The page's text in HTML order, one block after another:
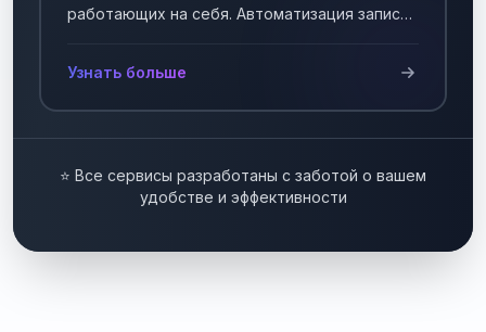
работающих на себя. Автоматизация записи
Узнать больше
⭐ Все сервисы разработаны с заботой о вашем
удобстве и эффективности